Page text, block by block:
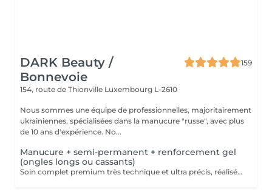
DARK Beauty /
Bonnevoie
159
154, route de Thionville Luxembourg L-2610
Nous sommes une équipe de professionnelles, majoritairement
ukrainiennes, spécialisées dans la manucure "russe", avec plus
de 10 ans d'expérience. No...
Manucure + semi-permanent + renforcement gel
(ongles longs ou cassants)
Soin complet premium très technique et ultra précis, réalisé principalement à la ponceuse afin d'obtenir un contour d'ongle parfaitement net et une application du vernis au plus près, voire légèrement sous la cuticule. Cette technique permet de retarder visuellement la repousse d'environ 10 jours. Résultat visuel : -Ongles extrêmement soignés, contours nets, forme impeccable -Effet Instagram / photo studio : propre, précis, sans petites peaux apparentes Nous incluons un renforcement en gel, fortement conseillé pour les ongles longs, fragiles ou cassants. Une solution idéale pour des ongles impeccables et durables : -Tenue moyenne : Jusqu'à 4 semaines !!!! Contenu de la prestation 95 € : -Dépose de l'ancien vernis semi-permanent et/ou gel (si nécessaire, déjà incluse dans ce prix/service) -Préparation très minutieuse de la plaque de l'ongle -Élimination des peaux mortes -Mise en forme et limage des ongles -Traitement délicat des cuticules -Renforcement en gel -Correction de la forme de l'ongle -Application du vernis semi-permanent -Application d'huile pour cuticules et de crème pour les mains Optionnel : -Prix par ongle pour extension jusqu'à 5 ongles (réservez svp "AVEC décoration simple" dans ce cas) +3€ par ongle -Prix par ongle pour décoration jusqu'à 5 ongles (réservez svp "AVEC décoration simple" dans ce cas) +3€ par ongle -Prix pour décoration simple (French, Chrome, Baby Boomer, Cat Eyes, Stickers, Foil) 6-10 ongles -> +20€ -Prix pour décoration complexe (3D, Dessins à la mains, Stamping, French avec Chrome, Baby Boomer avec Chrome, French avec Cat Eyes) 6-10 ongles -> +30€